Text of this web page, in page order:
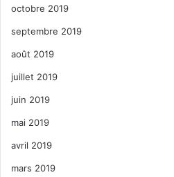
octobre 2019
septembre 2019
août 2019
juillet 2019
juin 2019
mai 2019
avril 2019
mars 2019